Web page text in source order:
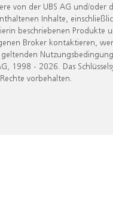
von der UBS AG und/oder
Inhalte,
beschriebenen Produkte
Broker kontaktieren,
- 2026. Das
vorbehalten.